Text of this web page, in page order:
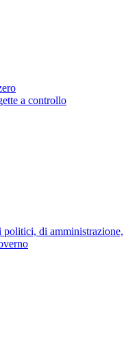
a controllo
di amministrazione,